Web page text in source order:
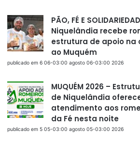
PÃO, FÉ E
Niquelândia recebe
estrutura de apoio na
ao Muquém
publicado em 6 06-03:00 agosto 06-03:00 2026
MUQUÉM 2026 –
de Niquelândia
atendimento aos
da Fé nesta noite
publicado em 5 05-03:00 agosto 05-03:00 2026